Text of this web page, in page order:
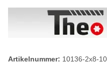
Artikelnummer: 10136-2x8-